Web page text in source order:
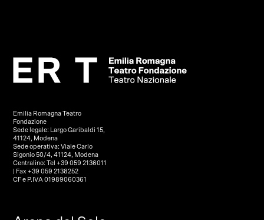
Emilia Romagna Teatro
Fondazione
Sede legale: Largo Garibaldi 15,
41124, Modena
Sede operativa: Viale Carlo
Sigonio 50/4, 41124, Modena
Centralino: Tel +39 059 2136011
| Fax +39 059 2138252
CF e P.IVA 01989060361